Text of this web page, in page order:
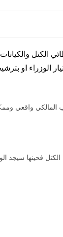
الكتل
الوزراء او
واقعي
فحينها سيجد